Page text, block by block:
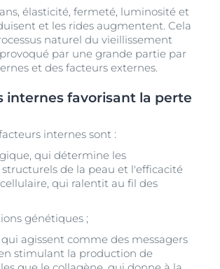
élasticité, fermeté, luminosité et
et les rides augmentent. Cela
naturel du vieillissement
par une grande partie par
et des facteurs externes.
internes favorisant la perte
internes sont :
qui détermine les
de la peau et l'efficacité
qui ralentit au fil des
génétiques ;
agissent comme des messagers
stimulant la production de